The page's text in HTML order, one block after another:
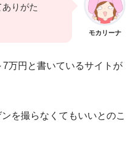
モカリーナ
りがた
万円と書いているサイトが
を撮らなくてもいいとのこ